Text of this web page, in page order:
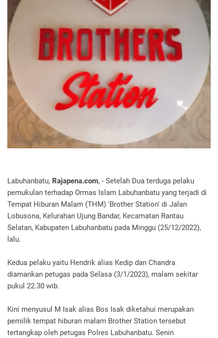
Labuhanbatu, Rajapena.com, - Setelah Dua terduga pelaku
pemukulan terhadap Ormas Islam Labuhanbatu yang terjadi di
Tempat Hiburan Malam (THM) 'Brother Station' di Jalan
Lobusona, Kelurahan Ujung Bandar, Kecamatan Rantau
Selatan, Kabupaten Labuhanbatu pada Minggu (25/12/2022),
lalu.
Kedua pelaku yaitu Hendrik alias Kedip dan Chandra
diamankan petugas pada Selasa (3/1/2023), malam sekitar
pukul 22.30 wib.
Kini menyusul M Isak alias Bos Isak diketahui merupakan
pemilik tempat hiburan malam Brother Station tersebut
tertangkap oleh petugas Polres Labuhanbatu. Senin